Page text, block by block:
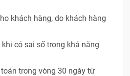
khách hàng, do khách hàng
có sai số trong khả năng
trong vòng 30 ngày từ